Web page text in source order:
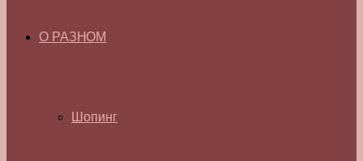
О РАЗНОМ
Шопинг